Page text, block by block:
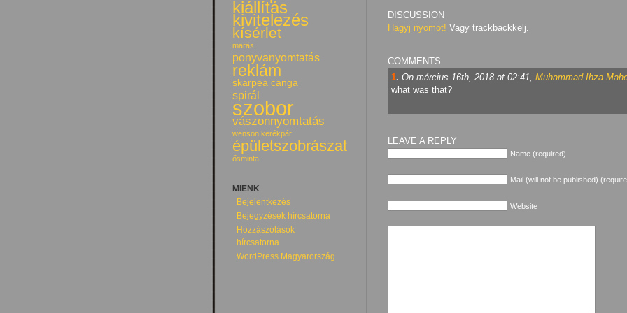
DISCUSSION
Hagyj nyomot! Vagy trackbackkelj.
COMMENTS
1. On március 16th, 2018 at 02:41, Muhammad Ihza
what was that?
LEAVE A REPLY
Name (required)
Mail (will not be published)
Website
kiállítás
kivitelezés
kísérlet
marás
ponyvanyomtatás
reklám
skarpea canga
spirál
szobor
vászonnyomtatás
wenson kerékpár
épületszobrászat
ősminta
MIENK
Bejelentkezés
Bejegyzések hírcsatorna
Hozzászólások
hírcsatorna
WordPress Magyarország